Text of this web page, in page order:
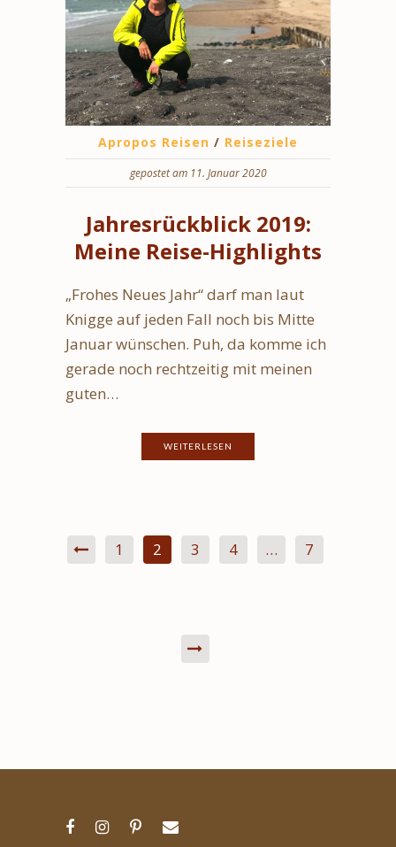
Apropos Reisen / Reiseziele
gepostet am 11. Januar 2020
Jahresrückblick 2019:
Meine Reise-Highlights
„Frohes Neues Jahr“ darf man laut
Knigge auf jeden Fall noch bis Mitte
Januar wünschen. Puh, da komme ich
gerade noch rechtzeitig mit meinen
guten…
WEITERLESEN
1 2 3 4 … 7